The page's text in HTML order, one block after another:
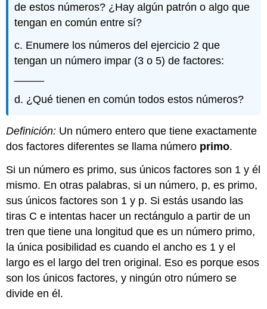
de estos números? ¿Hay algún patrón o algo que
tengan en común entre sí?
c. Enumere los números del ejercicio 2 que
tengan un número impar (3 o 5) de factores:
d. ¿Qué tienen en común todos estos números?
Definición: Un número entero que tiene exactamente
dos factores diferentes se llama número primo.
Si un número es primo, sus únicos factores son 1 y él
mismo. En otras palabras, si un número, p, es primo,
sus únicos factores son 1 y p. Si estás usando las
tiras C e intentas hacer un rectángulo a partir de un
tren que tiene una longitud que es un número primo,
la única posibilidad es cuando el ancho es 1 y el
largo es el largo del tren original. Eso es porque esos
son los únicos factores, y ningún otro número se
divide en él.